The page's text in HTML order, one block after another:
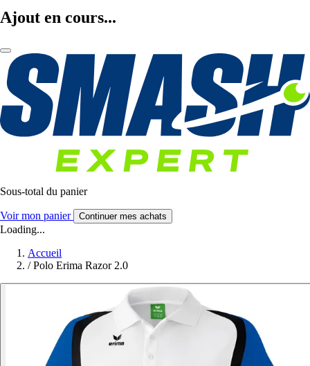
Ajout en cours...
Sous-total du panier
Voir mon panier Continuer mes achats
Loading...
Accueil
/ Polo Erima Razor 2.0